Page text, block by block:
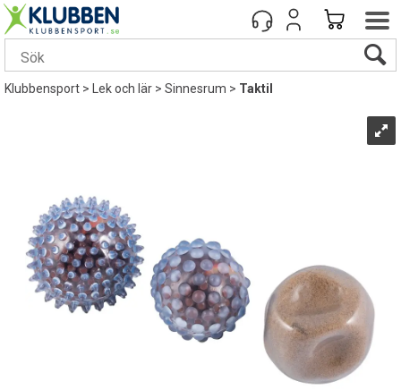
Klubbensport> Lek och lär>Sinnesrum>Taktil